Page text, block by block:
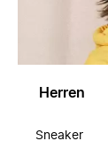
Herren
Sneaker